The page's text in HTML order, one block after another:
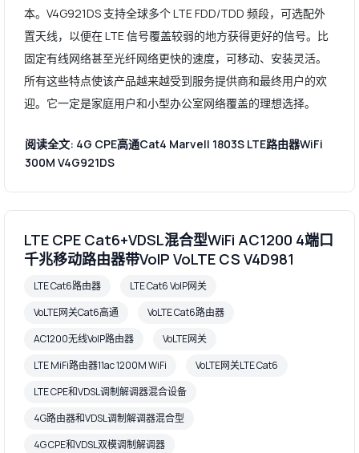
本。V4G921DS 支持全球多个 LTE FDD/TDD 频段，可选配外
置天线，以便在 LTE 信号覆盖较弱的地方获得更好的信号。比
固定有线网络甚至光纤网络更快的速度，可移动、安装灵活。
所有这些特点使该产品越来越受到服务提供商和最终用户的欢
迎。它一定是家庭用户和小型办公室网络覆盖的理想选择。
阅读全文: 4G CPE高通Cat4 Marvell 1803S LTE路由器WiFi
300M V4G921DS
LTE CPE Cat6+VDSL混合型WiFi AC1200 4端口
千兆移动路由器带VoIP VoLTE CS V4D981
LTE Cat6路由器
LTE Cat6 VoIP网关
VoLTE网关Cat6高通
VoLTE Cat6路由器
AC1200无线VoIP路由器
VoLTE网关
LTE MiFi路由器11ac 1200M WiFi
VoLTE网关LTE Cat6
LTE CPE和VDSL调制解调器混合设备
4G路由器和VDSL调制解调器混合型
4G CPE和VDSL双模调制解调器